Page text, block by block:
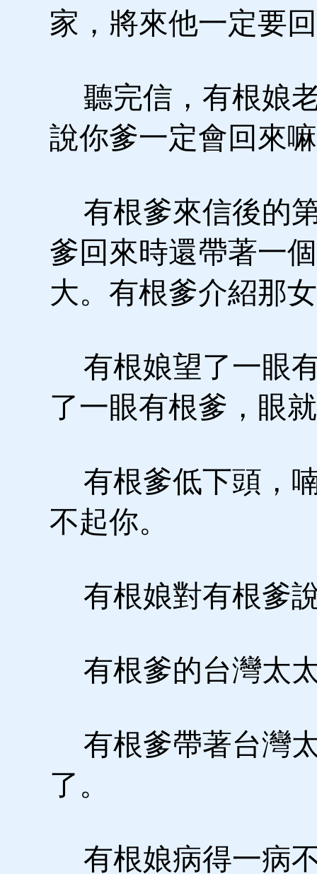
家，將來他一定要
聽完信，有根娘
說你爹一定會回來
有根爹來信後的
爹回來時還帶著一
大。有根爹介紹那
有根娘望了一眼
了一眼有根爹，眼
有根爹低下頭，
不起你。
有根娘對有根爹
有根爹的台灣太
有根爹帶著台灣
了。
有根娘病得一病